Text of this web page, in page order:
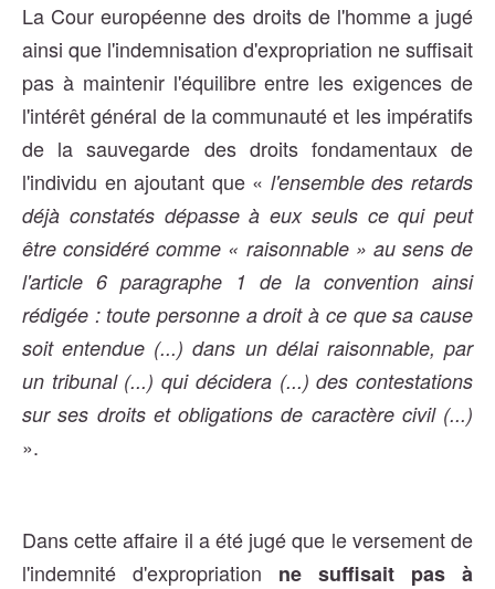
La Cour européenne des droits de l'homme a jugé
ainsi que l'indemnisation d'expropriation ne suffisait
pas à maintenir l'équilibre entre les exigences de
l'intérêt général de la communauté et les impératifs
de la sauvegarde des droits fondamentaux de
l'individu en ajoutant que « l'ensemble des retards
déjà constatés dépasse à eux seuls ce qui peut
être considéré comme « raisonnable » au sens de
l'article 6 paragraphe 1 de la convention ainsi
rédigée : toute personne a droit à ce que sa cause
soit entendue (...) dans un délai raisonnable, par
un tribunal (...) qui décidera (...) des contestations
sur ses droits et obligations de caractère civil (...)
».
Dans cette affaire il a été jugé que le versement de
l'indemnité d'expropriation ne suffisait pas à